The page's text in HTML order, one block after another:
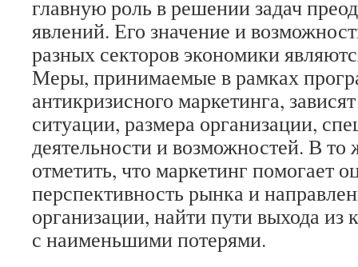
главную роль в решении задач
явлений. Его значение и
разных секторов экономики
Меры, принимаемые в рамках
антикризисного маркетинга,
ситуации, размера организации,
деятельности и возможностей. В то
отметить, что маркетинг помогает
перспективность рынка и
организации, найти пути выхода из
с наименьшими потерями.